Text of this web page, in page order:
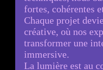
fortes, cohérentes
Chaque projet
créative, où nos
transformer une
immersive.
La lumière est au